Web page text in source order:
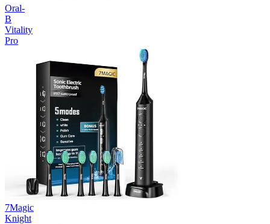
Oral-
B
Vitality
Pro
7Magic
Knight